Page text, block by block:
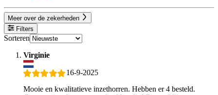
Meer over de zekerheden
Filters
Sorteren
Virginie
16-9-2025
Mooie en kwalitatieve inzethorren. Hebben er 4 besteld.